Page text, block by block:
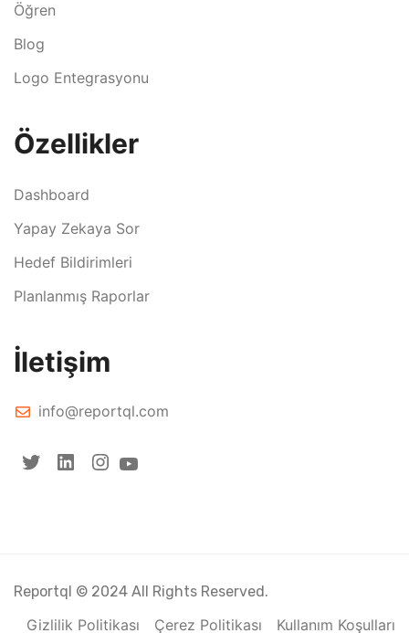
Öğren
Blog
Logo Entegrasyonu
Özellikler
Dashboard
Yapay Zekaya Sor
Hedef Bildirimleri
Planlanmış Raporlar
İletişim
info@reportql.com
Reportql © 2024 All Rights Reserved.
Gizlilik Politikası Çerez Politikası Kullanım Koşulları